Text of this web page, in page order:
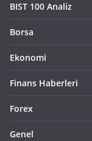
BIST 100 Analiz
Borsa
Ekonomi
Finans Haberleri
Forex
Genel